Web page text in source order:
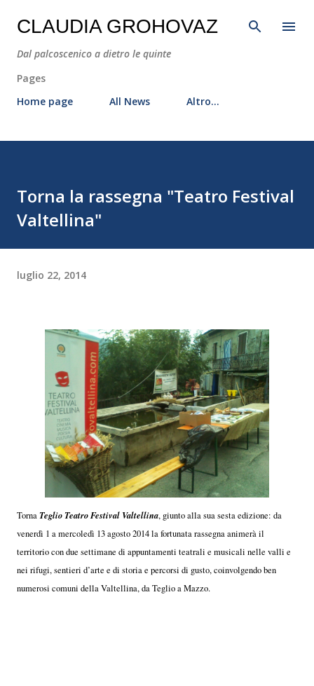
Passa ai contenuti principali
CLAUDIA GROHOVAZ
Dal palcoscenico a dietro le quinte
Pages
Home page
All News Altro…
Torna la rassegna "Teatro Festival
Valtellina"
luglio 22, 2014
Torna Teglio Teatro Festival Valtellina, giunto alla sua sesta edizione: da
venerdì 1 a mercoledì 13 agosto 2014 la fortunata rassegna animerà il
territorio con due settimane di appuntamenti teatrali e musicali nelle valli e
nei rifugi, sentieri d’arte e di storia e percorsi di gusto, coinvolgendo ben
numerosi comuni della Valtellina, da Teglio a Mazzo.